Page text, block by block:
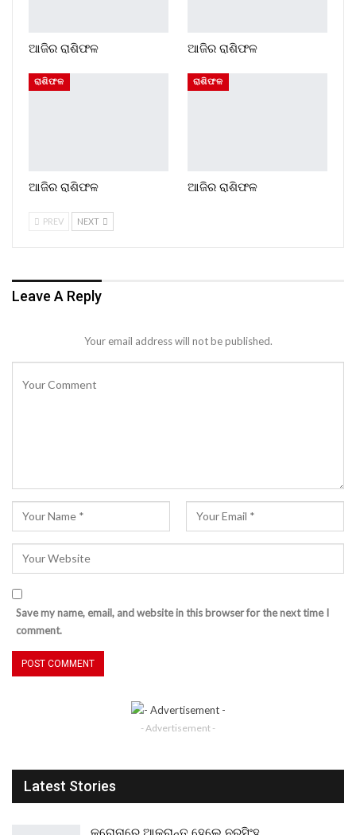
ଆଜିର ରାଶିଫଳ ଆଜିର ରାଶିଫଳ
ରାଶିଫଳ
ଆଜିର ରାଶିଫଳ
ରାଶିଫଳ
ଆଜିର ରାଶିଫଳ
PREV NEXT
Leave A Reply
Your email address will not be published.
Save my name, email, and website in this browser for the next time I
comment.
- Advertisement -
Latest Stories